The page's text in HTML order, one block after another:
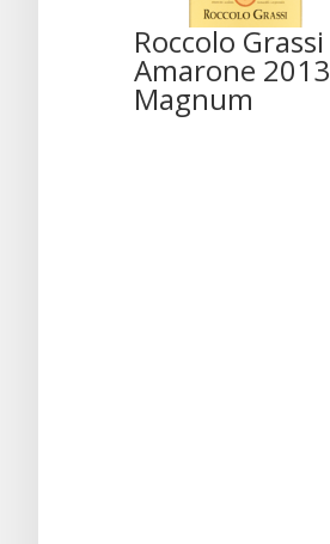
Roccolo Grassi
Amarone 2013
Magnum